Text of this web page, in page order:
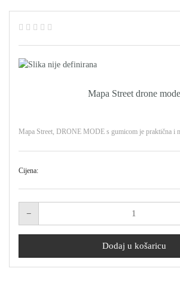
Mapa Street drone mode
Mapa Street, DRONE MODE s gumicom je praktična i
Cijena: